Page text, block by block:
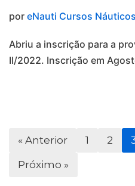
por eNauti Cursos Náuticos
Abriu a inscrição para a
II/2022. Inscrição em
« Anterior 1 2
Próximo »